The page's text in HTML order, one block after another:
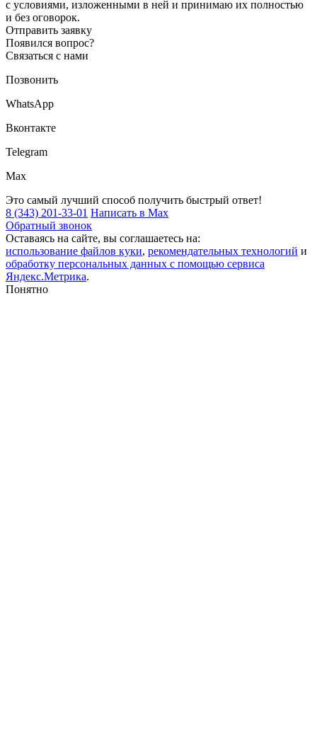
с условиями, изложенными в ней и принимаю их полностью
и без оговорок.
Отправить заявку
Появился вопрос?
Связаться с нами
Позвонить
WhatsApp
Вконтакте
Telegram
Max
Это самый лучший способ получить быстрый ответ!
8 (343) 201-33-01 Написать в Max
Обратный звонок
Оставаясь на сайте, вы соглашаетесь на:
использование файлов куки, рекомендательных технологий и
обработку персональных данных с помощью сервиса
Яндекс.Метрика.
Понятно